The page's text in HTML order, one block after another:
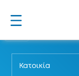
Κατοικία